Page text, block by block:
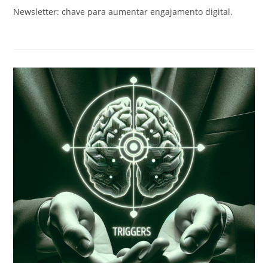
post:
Newsletter: chave para aumentar engajamento digital.